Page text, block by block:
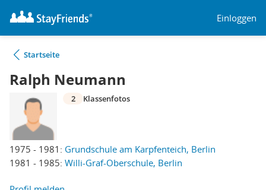
Einloggen
Startseite
Ralph Neumann
1975 - 1981: Grundschule am Karpfenteich, Berlin
1981 - 1985: Willi-Graf-Oberschule, Berlin
2 Klassenfotos